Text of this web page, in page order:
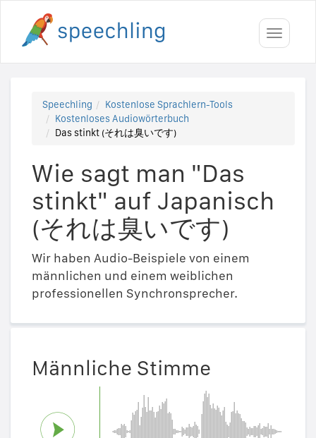
Toggle
Speechling
Kostenlose Sprachlern-Tools
Kostenloses Audiowörterbuch
Das stinkt (それは臭いです)
Wie sagt man "Das
stinkt" auf Japanisch
(それは臭いです)
Wir haben Audio-Beispiele von einem
männlichen und einem weiblichen
professionellen Synchronsprecher.
Männliche Stimme